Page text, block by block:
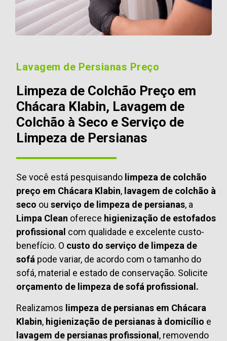
Lavagem de Persianas Preço
Limpeza de Colchão Preço em
Chácara Klabin, Lavagem de
Colchão à Seco e Serviço de
Limpeza de Persianas
Se você está pesquisando limpeza de colchão
preço em Chácara Klabin, lavagem de colchão à
seco ou serviço de limpeza de persianas, a
Limpa Clean oferece higienização de estofados
profissional com qualidade e excelente custo-
benefício. O custo do serviço de limpeza de
sofá pode variar, de acordo com o tamanho do
sofá, material e estado de conservação. Solicite
orçamento de limpeza de sofá profissional.
Realizamos limpeza de persianas em Chácara
Klabin, higienização de persianas à domicílio e
lavagem de persianas profissional, removendo